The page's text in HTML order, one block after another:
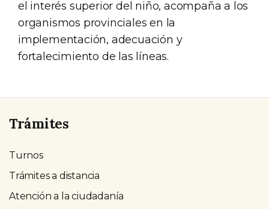
el interés superior del niño, acompaña a los
organismos provinciales en la
implementación, adecuación y
fortalecimiento de las líneas.
Trámites
Turnos
Trámites a distancia
Atención a la ciudadanía